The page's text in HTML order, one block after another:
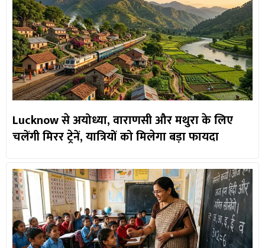
Lucknow से अयोध्या, वाराणसी और मथुरा के लिए
चलेंगी मिरर ट्रेनें, यात्रियों को मिलेगा बड़ा फायदा